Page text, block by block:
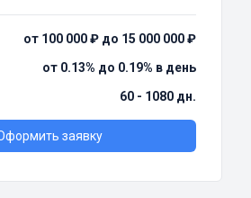
от 100 000 ₽ до 15 000 000 ₽
от 0.13% до 0.19% в день
60 - 1080 дн.
заявку